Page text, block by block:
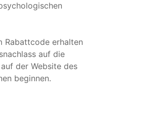
Rabattcode erhalten
auf die
der Website des
beginnen.